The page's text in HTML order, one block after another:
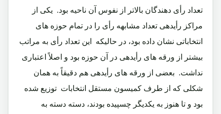
تعداد رأی دهندگان بالاتر از نفوس آن ناحیه بود. یکی از
مراکز رأیدهی تعداد مشابهه رأی را در تمام حوزه های
انتخاباتی نشان داده بود، در حالیکه این تعداد رأی به مراتب
بیشتر از ورقه های رأیدهی در آن حوزه بود و اصلاً اعتباری
نداشت. بعضی از ورقه های رأیدهی هم دقیقاً به همان
شکلی که از طرف کمیسون مستقل انتخابات توزیع شده
بود و تا هنوز به یکدیگر چسپیده بودند، دسته دسته به